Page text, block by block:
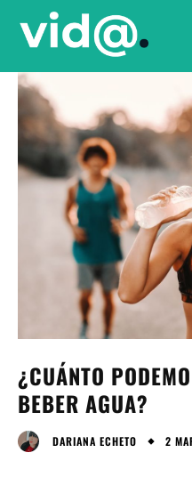
¿CUÁNTO
BEBER AGUA?
DARIANA ECHETO 2